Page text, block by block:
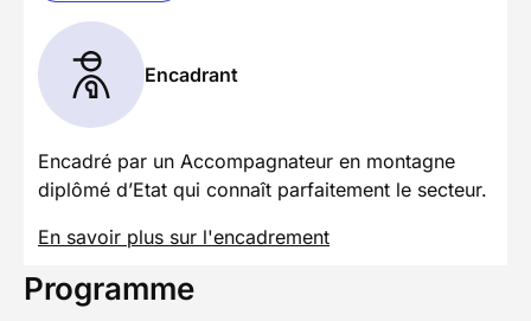
Encadrant
Encadré par un Accompagnateur en montagne
diplômé d’Etat qui connaît parfaitement le secteur.
En savoir plus sur l'encadrement
Programme